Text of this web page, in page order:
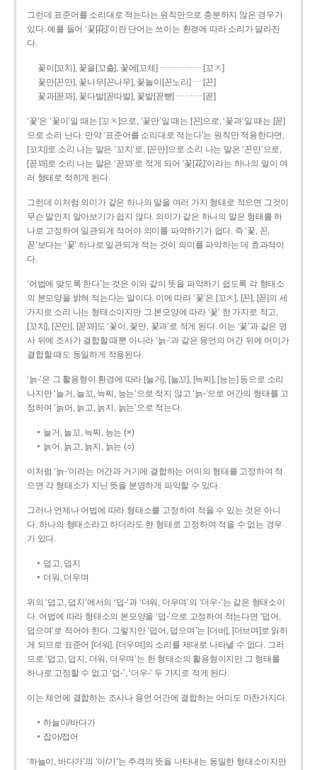
그런데 표준어를 소리대로 적는다는 원칙만으로 충분하지 않은 경우가
있다. 예를 들어 ‘꽃[花]’이란 단어는 쓰이는 환경에 따라 소리가 달라진
다.
꽃이[꼬치], 꽃을[꼬츨], 꽃에[꼬체] …………… [꼬ㅊ]
꽃만[꼰만], 꽃나무[꼰나무], 꽃놀이[꼰노리] … [꼰]
꽃과[꼳꽈], 꽃다발[꼳따발], 꽃밭[꼳빧] ……… [꼳]
‘꽃’은 ‘꽃이’일 때는 [꼬ㅊ]으로, ‘꽃만’일 때는 [꼰]으로, ‘꽃과’일 때는 [꼳]
으로 소리 난다. 만약 ‘표준어를 소리대로 적는다’는 원칙만 적용한다면,
[꼬치]로 소리 나는 말은 ‘꼬치’로, [꼰만]으로 소리 나는 말은 ‘꼰만’으로,
[꼳꽈]로 소리 나는 말은 ‘꼳꽈’로 적게 되어 ‘꽃[花]’이라는 하나의 말이 여
러 형태로 적히게 된다.
그런데 이처럼 의미가 같은 하나의 말을 여러 가지 형태로 적으면 그것이
무슨 말인지 알아보기가 쉽지 않다. 의미가 같은 하나의 말은 형태를 하
나로 고정하여 일관되게 적어야 의미를 파악하기가 쉽다. 즉 ‘꽃, 꼰,
꼳’보다는 ‘꽃’ 하나로 일관되게 적는 것이 의미를 파악하는 데 효과적이
다.
‘어법에 맞도록 한다’는 것은 이와 같이 뜻을 파악하기 쉽도록 각 형태소
의 본모양을 밝혀 적는다는 말이다. 이에 따라 ‘꽃’은 [꼬ㅊ], [꼰], [꼳]의 세
가지로 소리 나는 형태소이지만 그 본모양에 따라 ‘꽃’ 한 가지로 적고,
[꼬치], [꼰만], [꼳꽈]도 ‘꽃이, 꽃만, 꽃과’로 적게 된다. 이는 ‘꽃’과 같은 명
사 뒤에 조사가 결합할 때뿐 아니라 ‘늙-’과 같은 용언의 어간 뒤에 어미가
결합할 때도 동일하게 적용된다.
‘늙-’은 그 활용형이 환경에 따라 [늘거], [늘꼬], [늑찌], [능는] 등으로 소리
나지만 ‘늘거, 늘꼬, 늑찌, 능는’으로 적지 않고 ‘늙-’으로 어간의 형태를 고
정하여 ‘늙어, 늙고, 늙지, 늙는’으로 적는다.
늘거, 늘꼬, 늑찌, 능는 (×)
늙어, 늙고, 늙지, 늙는 (○)
이처럼 ‘늙-­’이라는 어간과 거기에 결합하는 어미의 형태를 고정하여 적
으면 각 형태소가 지닌 뜻을 분명하게 파악할 수 있다.
그러나 언제나 어법에 따라 형태소를 고정하여 적을 수 있는 것은 아니
다. 하나의 형태소라고 하더라도 한 형태로 고정하여 적을 수 없는 경우
가 있다.
덥고, 덥지
더워, 더우며
위의 ‘덥고, 덥지’에서의 ‘덥-­’과 ‘더워, 더우며’의 ‘더우-­’는 같은 형태소이
다. 어법에 따라 형태소의 본모양을 ‘덥-­’으로 고정하여 적는다면 ‘덥어,
덥으며’로 적어야 한다. 그렇지만 ‘덥어, 덥으며’는 [더버], [더브며]로 읽히
게 되므로 표준어 [더워], [더우며]의 소리를 제대로 나타낼 수 없다. 그러
므로 ‘덥고, 덥지, 더워, 더우며’는 한 형태소의 활용형이지만 그 형태를
하나로 고정할 수 없고 ‘덥-’, ‘더우-’ 두 가지로 적게 된다.
이는 체언에 결합하는 조사나 용언 어간에 결합하는 어미도 마찬가지다.
하늘이/바다가
잡아/접어
‘하늘이, 바다가’의 ‘이/가’는 주격의 뜻을 나타내는 동일한 형태소이지만